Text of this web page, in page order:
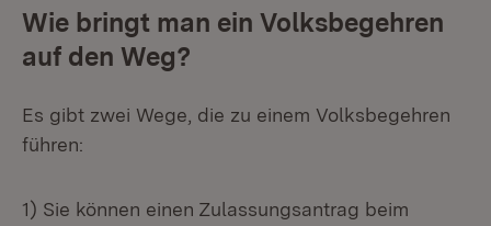
Wie bringt man ein Volksbegehren
auf den Weg?
Es gibt zwei Wege, die zu einem Volksbegehren
führen:
1) Sie können einen Zulassungsantrag beim